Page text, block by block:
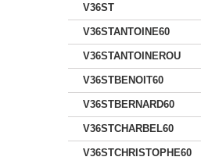
V36ST
V36STANTOINE60
V36STANTOINEROU
V36STBENOIT60
V36STBERNARD60
V36STCHARBEL60
V36STCHRISTOPHE60